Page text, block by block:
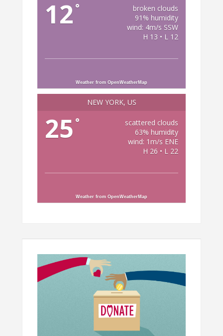
12 °
broken clouds
91% humidity
wind: 4m/s SSW
H 13 • L 12
Weather from OpenWeatherMap
NEW YORK, US
25 °
scattered clouds
63% humidity
wind: 1m/s ENE
H 26 • L 22
Weather from OpenWeatherMap